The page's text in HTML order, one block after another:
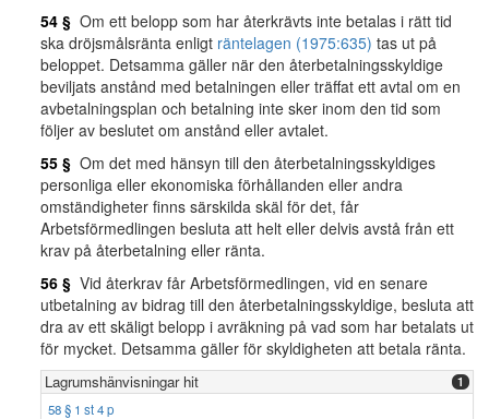
54 § Om ett belopp som har återkrävts inte betalas i rätt tid
ska dröjsmålsränta enligt räntelagen (1975:635) tas ut på
beloppet. Detsamma gäller när den återbetalningsskyldige
beviljats anstånd med betalningen eller träffat ett avtal om en
avbetalningsplan och betalning inte sker inom den tid som
följer av beslutet om anstånd eller avtalet.
55 § Om det med hänsyn till den återbetalningsskyldiges
personliga eller ekonomiska förhållanden eller andra
omständigheter finns särskilda skäl för det, får
Arbetsförmedlingen besluta att helt eller delvis avstå från ett
krav på återbetalning eller ränta.
56 § Vid återkrav får Arbetsförmedlingen, vid en senare
utbetalning av bidrag till den återbetalningsskyldige, besluta att
dra av ett skäligt belopp i avräkning på vad som har betalats ut
för mycket. Detsamma gäller för skyldigheten att betala ränta.
Lagrumshänvisningar hit 1
58 § 1 st 4 p